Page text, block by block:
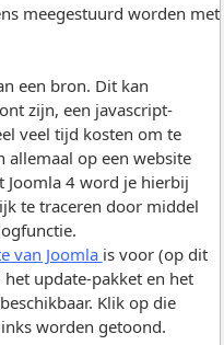
meegestuurd worden met
een bron. Dit kan
zijn, een javascript-
veel tijd kosten om te
allemaal op een website
Joomla 4 word je hierbij
te traceren door middel
van Joomla is voor (op dit
update-pakket en het
Klik op die
worden getoond.